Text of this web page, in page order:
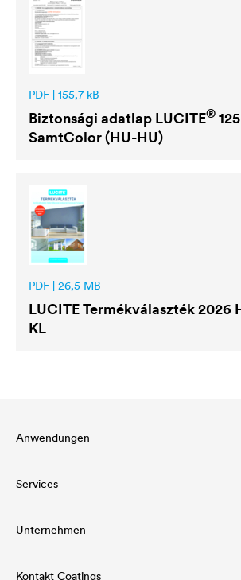
PDF | 155,7 kB
Biztonsági adatlap LUCITE® 125
SamtColor (HU-HU)
PDF | 26,5 MB
LUCITETermékválaszték 2026
KL
Anwendungen
Dachbeschichtung
Holzlasur
Agrarwirtschaft
Services
Letöltések
Referenciáink
Unternehmen
Kontakt Coatings